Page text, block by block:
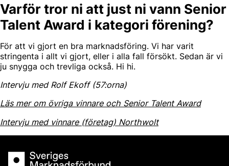
Varför tror ni att just ni vann Senior
Talent Award i kategori förening?
För att vi gjort en bra marknadsföring. Vi har varit
stringenta i allt vi gjort, eller i alla fall försökt. Sedan är vi
ju snygga och trevliga också. Hi hi.
Intervju med Rolf Ekoff (57:orna)
Läs mer om övriga vinnare och Senior Talent Award
Intervju med vinnare (företag) Northwolt
Sveriges Marknadsförbund